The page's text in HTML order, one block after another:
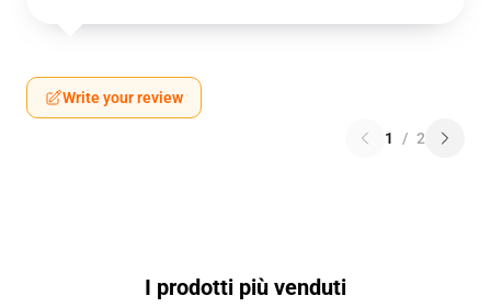
Write your review
1 / 2
I prodotti più venduti